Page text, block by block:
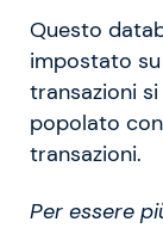
Questo
impostato
transazioni
popolato
transazioni.
Per essere